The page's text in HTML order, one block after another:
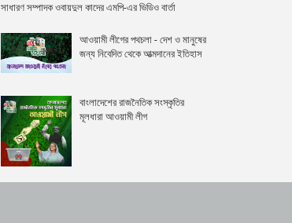
সাধারণ সম্পাদক ওবায়দুল কাদের এমপি-এর ভিডিও বার্তা
আওয়ামী লীগের পথচলা - দেশ ও মানুষের
জন্য নিবেদিত থেকে আত্মদানের ইতিহাস
বাংলাদেশের রাজনৈতিক সংস্কৃতির
মূলধারা আওয়ামী লীগ